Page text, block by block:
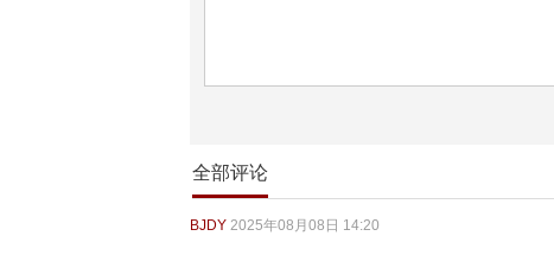
全部评论
BJDY 2025年08月08日 14:20